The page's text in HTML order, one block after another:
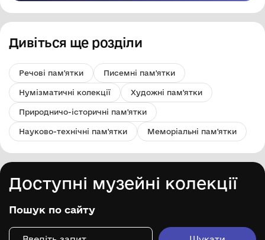
Дивіться ще розділи
Речові пам'ятки Писемні пам'ятки
Нумізматичні колекції Художні пам'ятки
Природничо-історичні пам'ятки
Науково-технічні пам'ятки Меморіальні пам'ятки
Доступні музейні колекції
Пошук по сайту